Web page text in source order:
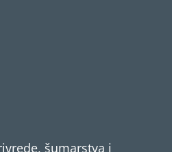
šumarstva i